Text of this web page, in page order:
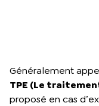
Généralement
TPE (Le
proposé en cas